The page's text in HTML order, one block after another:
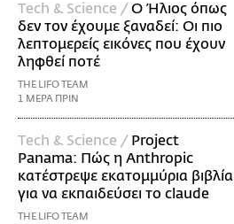
Τech & Science /Ο Ήλιος όπως
δεν τον έχουμε ξαναδεί: Οι πιο
λεπτομερείς εικόνες που έχουν
ληφθεί ποτέ
THE LIFO TEAM
1 ΜΕΡΑ ΠΡΙΝ
Τech & Science / Project
Panama: Πώς η Anthropic
κατέστρεψε εκατομμύρια βιβλία
για να εκπαιδεύσει το claude
THE LIFO TEAM